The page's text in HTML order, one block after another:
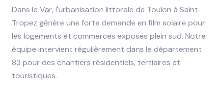
Dans le Var, l'urbanisation littorale de Toulon à Saint-
Tropez génère une forte demande en film solaire pour
les logements et commerces exposés plein sud. Notre
équipe intervient régulièrement dans le département
83 pour des chantiers résidentiels, tertiaires et
touristiques.